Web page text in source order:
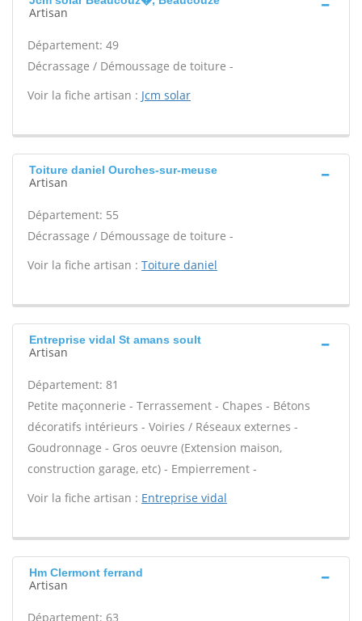
Artisan
Département: 49
Décrassage / Démoussage de toiture -
Voir la fiche artisan : Jcm solar
Toiture daniel Ourches-sur-meuse
Artisan
Département: 55
Décrassage / Démoussage de toiture -
Voir la fiche artisan : Toiture daniel
Entreprise vidal St amans soult
Artisan
Département: 81
Petite maçonnerie - Terrassement - Chapes - Bétons
décoratifs intérieurs - Voiries / Réseaux externes -
Goudronnage - Gros oeuvre (Extension maison,
construction garage, etc) - Empierrement -
Voir la fiche artisan : Entreprise vidal
Hm Clermont ferrand
Artisan
Département: 63